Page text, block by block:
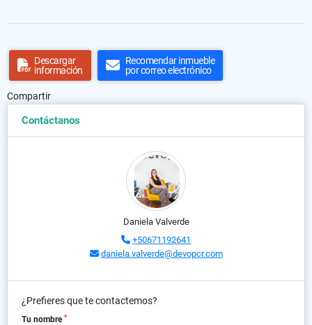
Descargar
información
Recomendar inmueble
por correo electrónico
Compartir
Contáctanos
Daniela Valverde
+50671192641
daniela.valverde@devopcr.com
¿Prefieres que te contactemos?
Tu nombre *